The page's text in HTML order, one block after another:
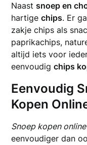
Naastsnoep en
hartigechips. Er
zakje chips als
paprikachips,
altijd iets voor
eenvoudigchips
Eenvoudig
Kopen
Snoep kopen online
eenvoudiger dan